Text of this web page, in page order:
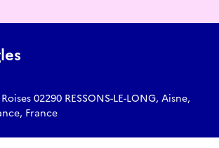
02290 RESSONS-LE-LONG, Aisne,
France